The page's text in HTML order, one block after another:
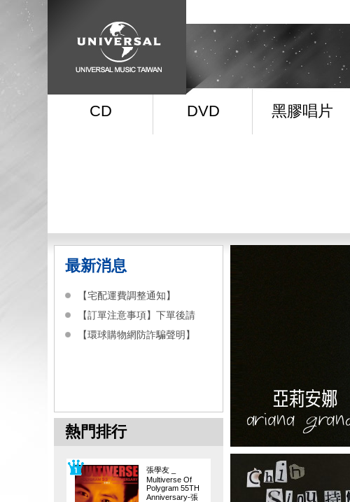
CD DVD 黑膠唱片
最新消息
【宅配運費調整通知】
【訂單注意事項】下單後請
【環球購物網防詐騙聲明】
熱門排行
張學友 _
Multiverse Of
Polygram 55TH
Anniversary-張